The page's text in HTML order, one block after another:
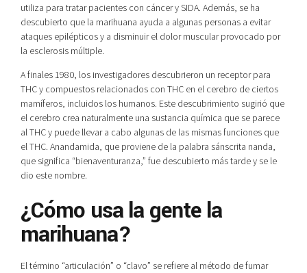
utiliza para tratar pacientes con cáncer y SIDA. Además, se ha
descubierto que la marihuana ayuda a algunas personas a evitar
ataques epilépticos y a disminuir el dolor muscular provocado por
la esclerosis múltiple.
A finales 1980, los investigadores descubrieron un receptor para
THC y compuestos relacionados con THC en el cerebro de ciertos
mamíferos, incluidos los humanos. Este descubrimiento sugirió que
el cerebro crea naturalmente una sustancia química que se parece
al THC y puede llevar a cabo algunas de las mismas funciones que
el THC. Anandamida, que proviene de la palabra sánscrita nanda,
que significa “bienaventuranza,” fue descubierto más tarde y se le
dio este nombre.
¿Cómo usa la gente la
marihuana?
El término “articulación” o “clavo” se refiere al método de fumar